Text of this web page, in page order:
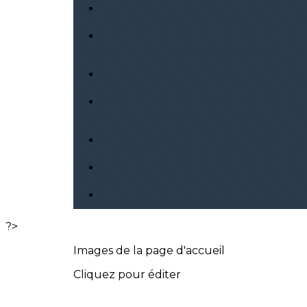
?>
Images de la page d'accueil
Cliquez pour éditer